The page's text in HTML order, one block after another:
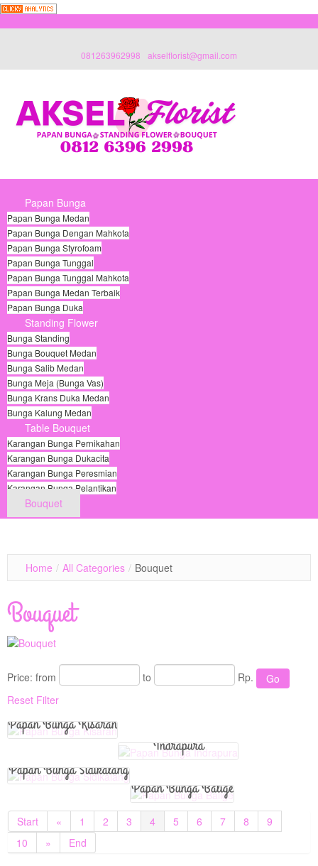
081263962998 akselflorist@gmail.com
Papan Bunga
Papan Bunga Medan
Papan Bunga Dengan Mahkota
Papan Bunga Styrofoam
Papan Bunga Tunggal
Papan Bunga Tunggal Mahkota
Papan Bunga Medan Terbaik
Papan Bunga Duka
Standing Flower
Bunga Standing
Bunga Bouquet Medan
Bunga Salib Medan
Bunga Meja (Bunga Vas)
Bunga Krans Duka Medan
Bunga Kalung Medan
Table Bouquet
Karangan Bunga Pernikahan
Karangan Bunga Dukacita
Karangan Bunga Peresmian
Karangan Bunga Pelantikan
Bouquet
Home / All Categories / Bouquet
Bouquet
Price: from to
Rp.
Reset Filter
Papan Bunga Kisaran
View Detail
Indrapura
Papan Bunga Sidikalang
View Detail
Papan Bunga Balige
View Detail
Start « 1 2 3 4 5 6 7 8
9
10
» End